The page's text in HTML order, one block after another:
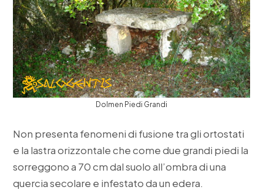
Dolmen Piedi Grandi
Non presenta fenomeni di fusione tra gli ortostati
e la lastra orizzontale che come due grandi piedi la
sorreggono a 70 cm dal suolo all’ombra di una
quercia secolare e infestato da un edera.